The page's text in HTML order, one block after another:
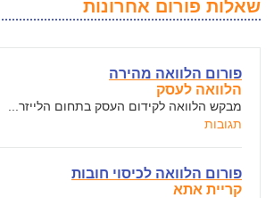
שאלות פורום אחרונות
פורום הלוואה מהירה
הלוואה לעסק
מבקש הלוואה לקידום העסק בתחום הלייזר...
תגובות
פורום הלוואה לכיסוי חובות
קריית אתא